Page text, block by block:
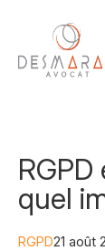
quel
RGPD21 août